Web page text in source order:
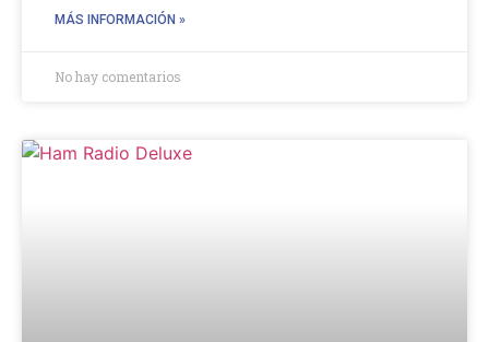
MÁS INFORMACIÓN »
No hay comentarios